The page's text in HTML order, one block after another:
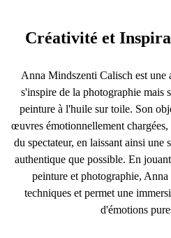
Créativité et
Anna Mindszenti Calisch est une
s'inspire de la photographie mais
peinture à l'huile sur toile. Son
œuvres émotionnellement chargées,
du spectateur, en laissant ainsi une
authentique que possible. En
peinture et photographie, Anna
techniques et permet une
d'émotions